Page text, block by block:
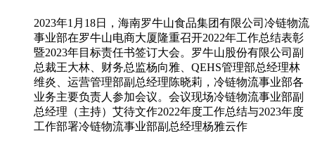
2023年1月18日，海南罗牛山食品集团有限公司冷链物流
事业部在罗牛山电商大厦隆重召开2022年工作总结表彰
暨2023年目标责任书签订大会。罗牛山股份有限公司副
总裁王大林、财务总监杨向雅、QEHS管理部总经理林
维炎、运营管理部副总经理陈晓莉，冷链物流事业部各
业务主要负责人参加会议。会议现场冷链物流事业部副
总经理（主持）艾待文作2022年度工作总结与2023年度
工作部署冷链物流事业部副总经理杨雅云作